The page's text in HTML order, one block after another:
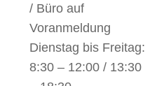
/ Büro auf
Voranmeldung
Dienstag bis Freitag:
8:30 – 12:00 / 13:30